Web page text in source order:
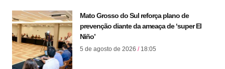
Mato Grosso do Sul reforça plano de
prevenção diante da ameaça de ‘super El
Niño’
5 de agosto de 2026 18:05